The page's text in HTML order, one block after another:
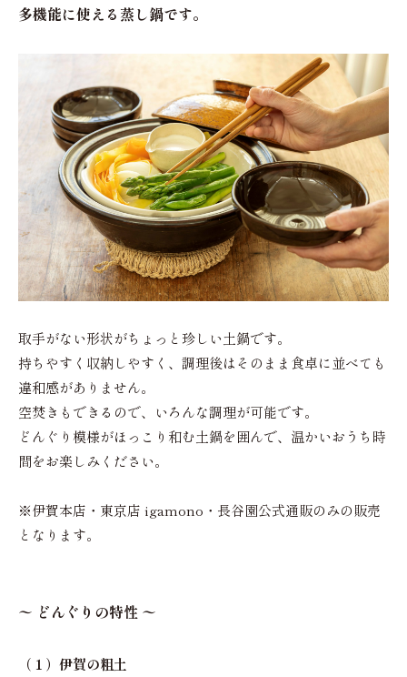
多機能に使える蒸し鍋です。
取手がない形状がちょっと珍しい土鍋です。
持ちやすく収納しやすく、調理後はそのまま食卓に並べても
違和感がありません。
空焚きもできるので、いろんな調理が可能です。
どんぐり模様がほっこり和む土鍋を囲んで、温かいおうち時
間をお楽しみください。
※伊賀本店・東京店 igamono・長谷園公式通販のみの販売
となります。
〜 どんぐりの特性 〜
（１）伊賀の粗土